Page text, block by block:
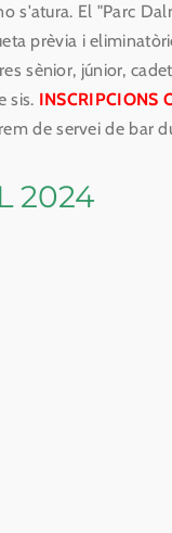
s'atura. El "Parc
prèvia i
sènior, júnior,
sis. INSCRIPCIONS
de servei de bar
2024